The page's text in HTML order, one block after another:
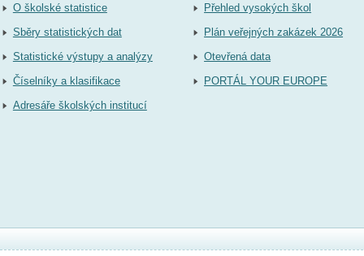
O školské statistice
Sběry statistických dat
Statistické výstupy a analýzy
Číselníky a klasifikace
Adresáře školských institucí
Přehled vysokých škol
Plán veřejných zakázek 2026
Otevřená data
PORTÁL YOUR EUROPE